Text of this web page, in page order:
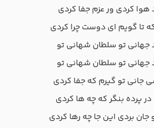
کردی ور عزم جفا کردی
تا گویم ای دوست چرا کردی
جهانی تو سلطان شهانی تو
جهانی تو سلطان شهانی تو
جانی تو گیرم که جفا کردی
در پرده بنگر که چه ها کردی
جان بردی این جا چه رها کردی